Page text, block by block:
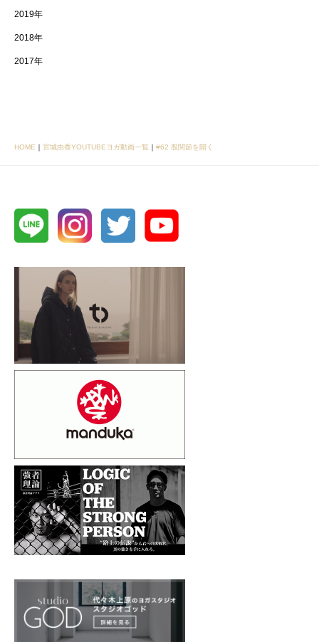
2019年
2018年
2017年
HOME ｜ 宮城由香YOUTUBEヨガ動画一覧 ｜ #62 股関節を開く